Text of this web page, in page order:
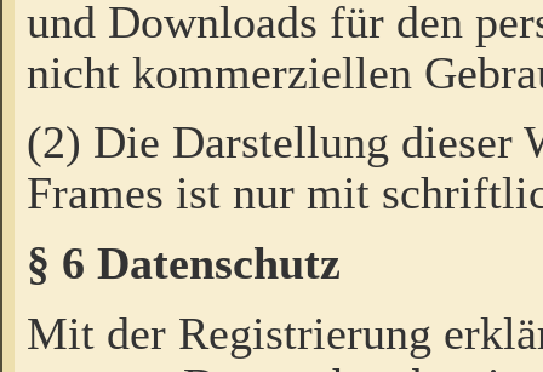
und Downloads für den
nicht kommerziellen
(2) Die Darstellung dieser
Frames ist nur mit
§ 6 Datenschutz
Mit der Registrierung